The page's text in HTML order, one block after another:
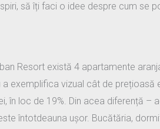
să îți faci o idee despre cum se
Resort există 4 apartamente
exemplifica vizual cât de prețioasă
în loc de 19%. Din acea diferență –
întotdeauna ușor. Bucătăria,